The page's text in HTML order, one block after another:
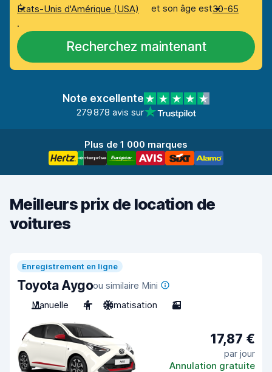
États-Unis d'Amérique (USA)
et son âge est30-65
.
Recherchez maintenant
Note excellente
279 878 avis sur
Plus de 1 000 marques
Meilleurs prix de location de
voitures
Enregistrement en ligne
Toyota Aygoou similaire Mini
Manuelle
4 Climatisation 3
17,87 €
par jour
Annulation gratuite